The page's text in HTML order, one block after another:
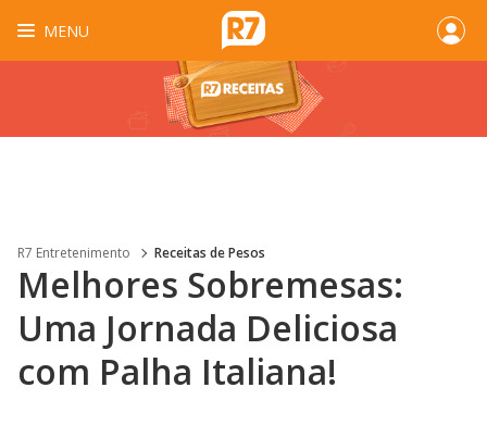
MENU
R7 Entretenimento Receitas de Pesos
Melhores Sobremesas:
Uma Jornada Deliciosa
com Palha Italiana!